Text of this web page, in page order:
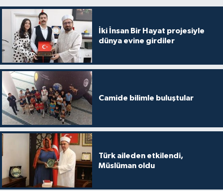
İki İnsan Bir Hayat projesiyle
dünya evine girdiler
Camide bilimle buluştular
Türk aileden etkilendi,
Müslüman oldu
Kars Müftülüğü
Kastamonu Müftülüğü
Kayseri Müftülüğü
Kilis Müftülüğü
Kırıkkale Müftülüğü
Kırklareli Müftülüğü
Kırşehir Müftülüğü
Kocaeli Müftülüğü